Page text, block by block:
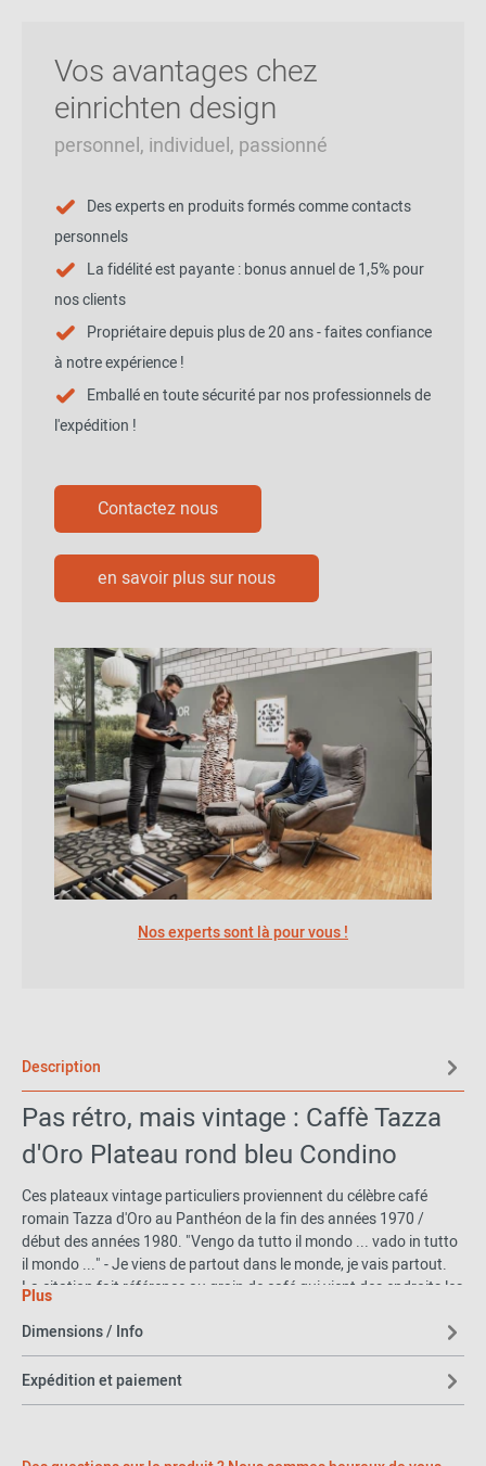
Vos avantages chez
einrichten design
personnel, individuel, passionné
Des experts en produits formés comme contacts
personnels
La fidélité est payante : bonus annuel de 1,5% pour
nos clients
Propriétaire depuis plus de 20 ans - faites confiance
à notre expérience !
Emballé en toute sécurité par nos professionnels de
l'expédition !
Contactez nous
en savoir plus sur nous
Nos experts sont là pour vous !
Description
Pas rétro, mais vintage : Caffè Tazza
d'Oro Plateau rond bleu Condino
Ces plateaux vintage particuliers proviennent du célèbre café
romain Tazza d'Oro au Panthéon de la fin des années 1970 /
début des années 1980. "Vengo da tutto il mondo ... vado in tutto
il mondo ..." - Je viens de partout dans le monde, je vais partout.
La citation fait référence au grain de café qui vient des endroits les
sous forme de café.
Matériau et format
Plus
Dimensions / Info
Expédition et paiement